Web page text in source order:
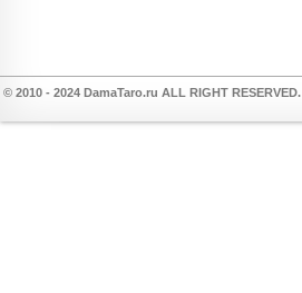
© 2010 - 2024 DamaTaro.ru ALL RIGHT RESERVED.